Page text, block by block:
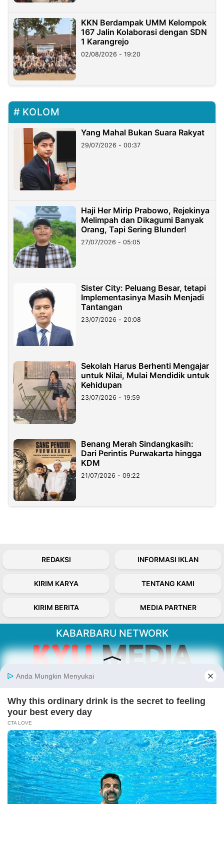
KKN Berdampak UMM Kelompok
167 Jalin Kolaborasi dengan SDN
1 Karangrejo
02/08/2026 - 19:20
KOLOM
Yang Mahal Bukan Suara Rakyat
29/07/2026 - 00:37
Haji Her Mirip Prabowo, Rejekinya
Melimpah dan Dikagumi Banyak
Orang, Tapi Sering Blunder!
27/07/2026 - 05:05
Sister City: Peluang Besar, tetapi
Implementasinya Masih Menjadi
Tantangan
23/07/2026 - 20:08
Sekolah Harus Berhenti Mengajar
untuk Nilai, Mulai Mendidik untuk
Kehidupan
23/07/2026 - 19:59
Benang Merah Sindangkasih:
Dari Perintis Purwakarta hingga
KDM
21/07/2026 - 09:22
REDAKSI INFORMASI IKLAN
KIRIM KARYA TENTANG KAMI
KIRIM BERITA MEDIA PARTNER
KABARBARU NETWORK
Kabarbaru.co menyajikan berita aktual dan
inspiratif dari sudut pandang berbaik sangka
Follow Kabarbaru